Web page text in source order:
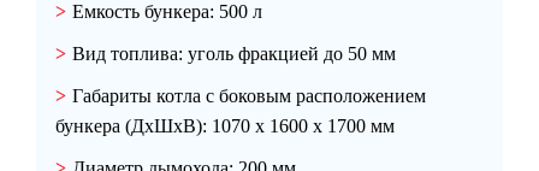
Емкость бункера: 500 л
Вид топлива: уголь фракцией до 50 мм
Габариты котла с боковым расположением
бункера (ДхШхВ): 1070 х 1600 х 1700 мм